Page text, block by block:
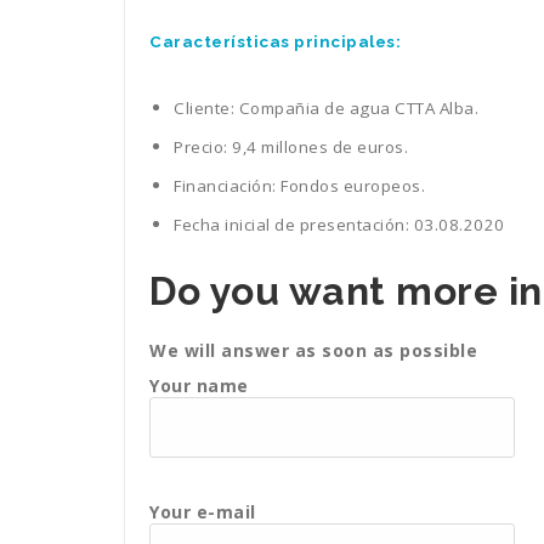
Características principales:
Cliente: Compañia de agua CTTA Alba.
Precio: 9,4 millones de euros.
Financiación: Fondos europeos.
Fecha inicial de presentación: 03.08.2020
Do you want more
We will answer as soon as possible
Your name
Your e-mail